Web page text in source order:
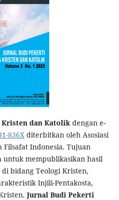
Kristen dan Katolikdengan e-
836Xditerbitkan oleh Asosiasi
Filsafat Indonesia. Tujuan
mempublikasikan hasil
bidang Teologi Kristen,
Injili-Pentakosta,
Jurnal Budi Pekerti